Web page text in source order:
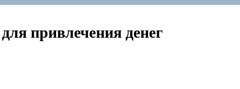
привлечения денег